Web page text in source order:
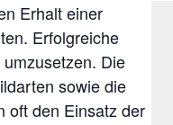
Erhalt einer
Erfolgreiche
Die
sowie die
oft den Einsatz der